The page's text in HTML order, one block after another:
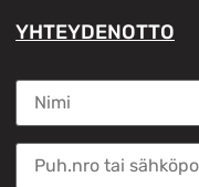
YHTEYDENOTTO